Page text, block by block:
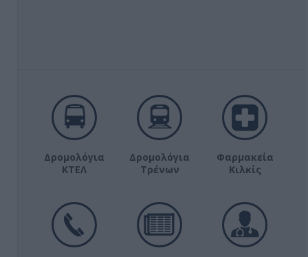
Δρομολόγια
ΚΤΕΛ
Δρομολόγια
Τρένων
Φαρμακεία
Κιλκίς